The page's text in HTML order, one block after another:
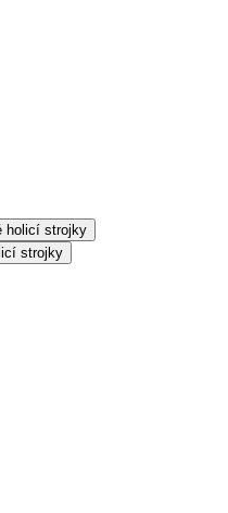
holicí strojky
strojky